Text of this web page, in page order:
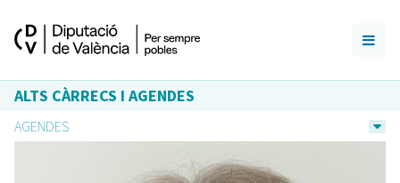
ALTS CÀRRECS I AGENDES
AGENDES